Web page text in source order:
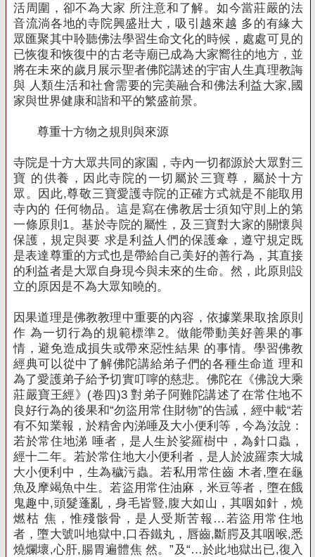
活周圍，卻不為大家 所注意和了解。 如今當莊嚴的法
音流淌各地的寺院興盛壯大，吸引越來越 多的有緣大
眾匯聚其中聆聽佛法學習生命文化的時候，處處可見的
已恢復和恢復中的古老寺廟已成為大家嚮往的地方，並
將在未來的歲月展示聖者佛陀講述的宇宙人生真理教誨
與 人類生活和社會需要的完美融合和佛法利益大家,國
家與世界健康和諧和平的繁盛前景。
尊重十方物之規則與來源
寺院是十方大眾共同的家園，寺內一切都源於大眾對三
寶 的供養，因此寺院的一切屬於三寶尊，屬於十方
眾。 因此,尊敬三寶愛護寺院的正確方式就是不能取用
寺內的 任何物品。這是寫在佛教居士須知守則上的第
一條原則1。基於寺院的屬性，及三寶對大家的關懷與
保護，規定與要 求是利益人們的保護傘，遵守規定既
是表達尊重的方式也是帶給自己美好的善行為，其直接
的利益者是大眾自身現今與未來的生命。然，此原則設
立的原因是不為大眾知曉的。
因果道理是佛教教理中重要的內容，依據業果取捨原則
作 為一切行為的規範標準2。 做能帶動美好善果的事
情，避免造成損失或帶來惡性結果 的事情。 學習佛教
經典可以從中了解佛陀講給弟子們的各種生命道 理和
為了愛護弟子給予切實叮嚀的慈悲。 佛陀在《佛說大乘
莊嚴寶王經》(卷四)3 對弟子阿難陀講述了在常住地不
良好行為的後果和“勿盜用常住財物”的告誡，經中載“若
有不知業報 ，於精舍內涕唾及大小便利等，今為汝說：
若於常住地涕 唾者，是人生於娑羅樹中，為針口蟲，
經十二年。若於常住地大小便利者，是 人於波羅柰大城
大小便利中，生為穢污蟲。若私用常住齒 木者,墮在龜
魚及摩竭魚中生。若盜用常住油麻，米豆等者，墮在餓
鬼趣中,頭髮蓬亂，身毛皆豎,腹大如山，其咽如針，燒
燃枯 焦，惟殘骸骨，是人受斯苦報…若盜用常住地
者，墮大號叫地獄中,口吞鐵丸 ，唇齒,斷腭及其咽喉,悉
燒爛壞,心肝,腸胃遍體焦 然。”及“…於此地獄出已,復入